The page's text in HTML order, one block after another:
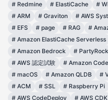
# Redmine # ElastiCache #
# ARM # Graviton # AWS
# EFS # page # RAG #
# Amazon ElastiCache Serverless
# Amazon Bedrock # PartyRock
# AWS 認定試験 # Amazon
# macOS # Amazon QLDB #
# ACM # SSL # Raspberry Pi
# AWS CodeDeploy # AWS CDK